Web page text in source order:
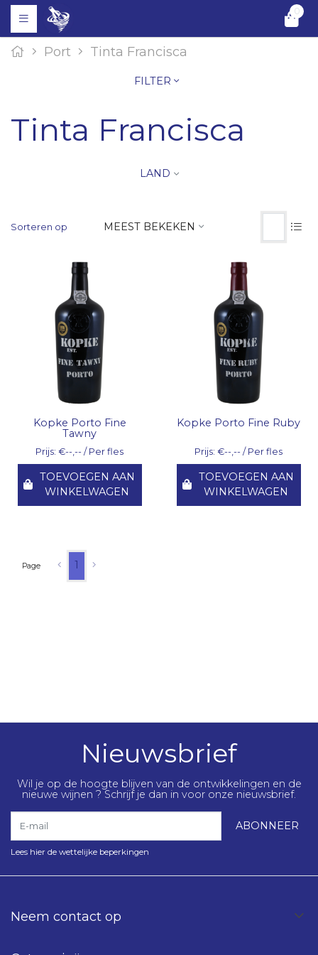
0
Port Tinta Francisca
FILTER
Tinta Francisca
LAND
Sorteren op MEEST BEKEKEN
Kopke Porto Fine
Tawny
Prijs: €--,-- / Per fles
TOEVOEGEN AAN
WINKELWAGEN
Kopke Porto Fine Ruby
Prijs: €--,-- / Per fles
TOEVOEGEN AAN
WINKELWAGEN
Page 1
Nieuwsbrief
Wil je op de hoogte blijven van de ontwikkelingen en de
nieuwe wijnen ? Schrijf je dan in voor onze nieuwsbrief.
ABONNEER
Lees hier de wettelijke beperkingen
Neem contact op